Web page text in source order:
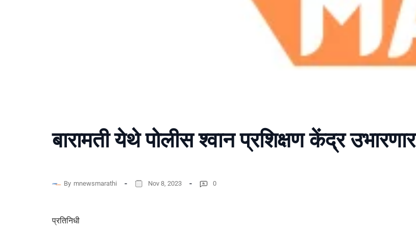
बारामती येथे पोलीस श्वान प्रशिक्षण केंद्र उभारणार
By mnewsmarathi Nov 8, 2023 0
प्रतिनिधी